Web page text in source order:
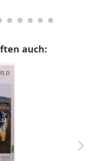
auch: